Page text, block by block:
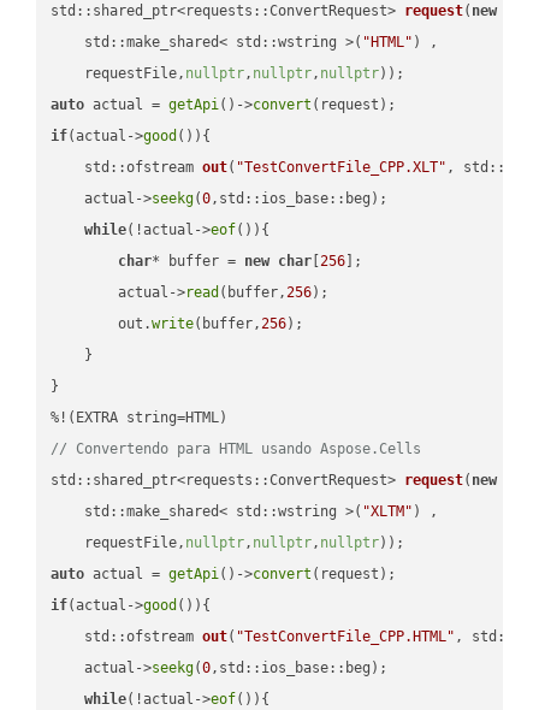
std::shared_ptr<requests::ConvertRequest> request( new
    std::make_shared< std::wstring >(
"HTML" ) ,
    requestFile,
nullptr, nullptr, nullptr))
auto actual = getApi()->convert
if(actual->good ()){
std::ofstream out( "TestConvertFile_CPP.XLT" ,
    actual->
seekg(0,std::ios_base::beg);
while(!actual->eof()){
char* buffer = new char [256 ];
        actual->
read (buffer,256);
        out.
write(buffer,256);
    }
}
// Convertendo para HTML usando Aspose.Cells
std::shared_ptr<requests::ConvertRequest> request( new
    std::make_shared< std::wstring >(
"XLTM" ) ,
    requestFile,
nullptr, nullptr, nullptr))
auto actual = getApi()->convert
if(actual->good ()){
std::ofstream out( "TestConvertFile_CPP.HTML" ,
    actual->
seekg(0,std::ios_base::beg);
while(!actual->eof()){